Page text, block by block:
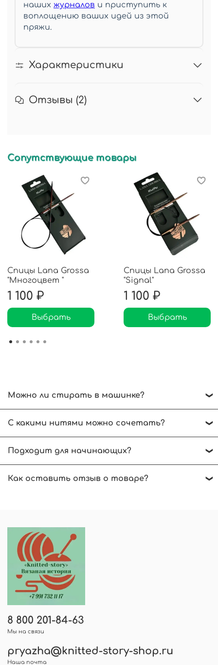
наших журналов и приступить к
воплощению ваших идей из этой
пряжи.
Характеристики
Отзывы (2)
Сопутствующие товары
Спицы Lana Grossa
"Многоцвет "
1 100 ₽
Выбрать
Спицы Lana Grossa
"Signal"
1 100 ₽
Выбрать
Можно ли стирать в машинке?
до 30 градусов. Отжимать без выкручивания.
Сушить на горизонтальной поверхности.
С какими нитями можно сочетать?
спиц.
Подходит для начинающих?
вязать без сложных узоров. Нужна
Как оставить отзыв о товаре?
оставить отзыв, указав вашу электронную
почту.
8 800 201-84-63
Мы на связи
pryazha@knitted-story-shop.ru
Наша почта